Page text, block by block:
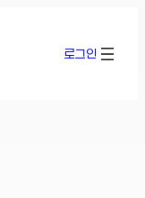
로그인